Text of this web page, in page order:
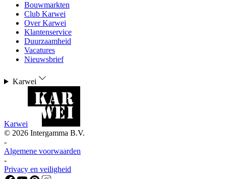
Bouwmarkten
Club Karwei
Over Karwei
Klantenservice
Duurzaamheid
Vacatures
Nieuwsbrief
Karwei
Karwei
© 2026 Intergamma B.V.
-
Algemene voorwaarden
-
Privacy en veiligheid